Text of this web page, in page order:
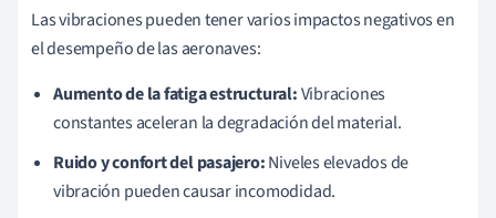
Las vibraciones pueden tener varios impactos negativos en
el desempeño de las aeronaves:
Aumento de la fatiga estructural:Vibraciones
constantes aceleran la degradación del material.
Ruido y confort del pasajero:Niveles elevados de
vibración pueden causar incomodidad.